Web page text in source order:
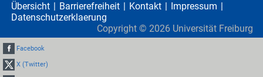
Übersicht Barrierefreiheit Kontakt
Impressum
Datenschutzerklaerung
Copyright © 2026 Universität Freiburg
Facebook
X (Twitter)